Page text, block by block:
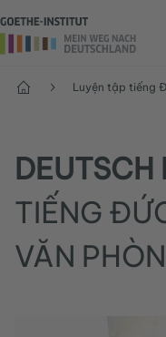
Trang chủ Luyện tập tiếng
DEUTSCH
TIẾNG
VĂN